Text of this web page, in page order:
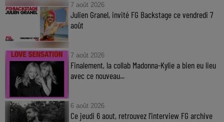
7 août 2026
Julien Granel, invité FG Backstage ce vendredi 7
août
7 août 2026
Finalement, la collab Madonna-Kylie a bien eu lieu
avec ce nouveau...
6 août 2026
Ce jeudi 6 aout, retrouvez l'interview FG archive